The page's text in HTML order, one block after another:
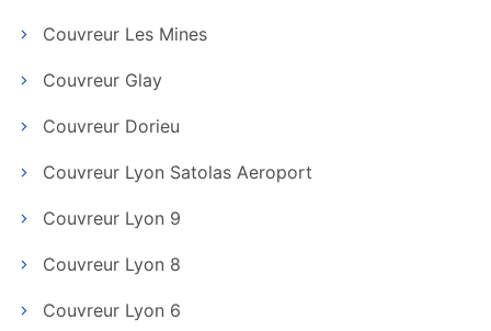
Couvreur Les Mines
Couvreur Glay
Couvreur Dorieu
Couvreur Lyon Satolas Aeroport
Couvreur Lyon 9
Couvreur Lyon 8
Couvreur Lyon 6